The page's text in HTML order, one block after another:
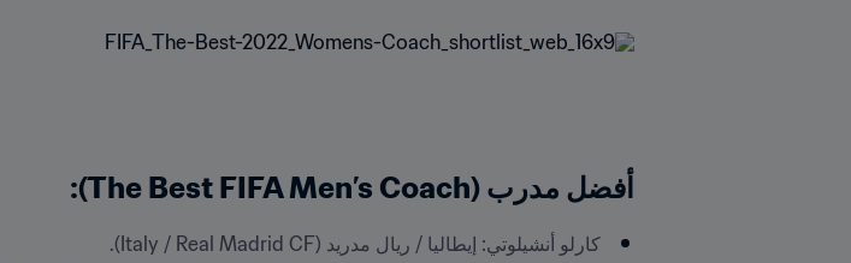
أفضل مدرب (The Best FIFA Men’s Coach):
كارلو أنشيلوتي: إيطاليا / ريال مدريد (Italy / Real Madrid CF).